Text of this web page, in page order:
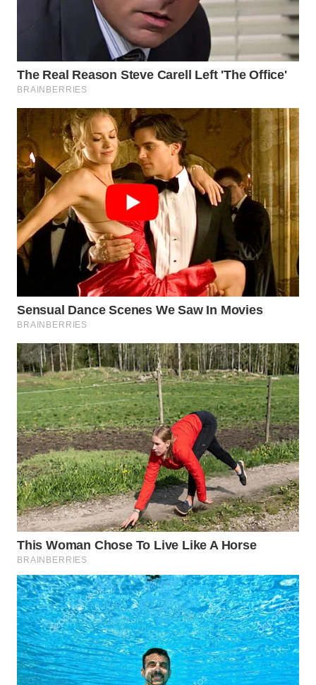
WN
SEMARANG
WN
SOLO
WN
BOROBUDUR
WN
MADURA
SURABAYA
NATUNA
WN
BINTAN
WN
MANDALIKA
WN
LIKUPANG
WN
LABUANBAJO
WN
BORNEO
Wahana
Media
Group